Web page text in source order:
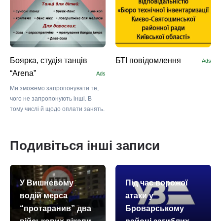
Боярка, студія танців
“Arena”
Ads
Ми зможемо запропонувати те,
чого не запропонують інші. В
тому числі й щодо оплати занять.
БТІ повідомлення Ads
Подивіться інші записи
У Вишневому
водій мерса
“протаранив” два
Під час ворожої
атаки у
Броварському